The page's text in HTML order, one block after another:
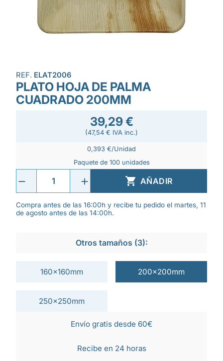
REF. ELAT2006
PLATO HOJA DE PALMA
CUADRADO 200MM
39,29 €
(47,54 € IVA inc.)
0,393 €/Unidad
Paquete de 100 unidades
 AÑADIR
Compra antes de las 16:00h y recibe tu pedido el martes, 11
de agosto antes de las 14:00h.
Otros tamaños (3):
160x160mm 200x200mm
250x250mm
Envío gratis desde 60€
Recibe en 24 horas